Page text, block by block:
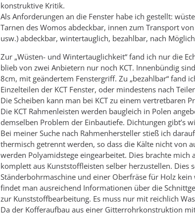
konstruktive Kritik.
Als Anforderungen an die Fenster habe ich gestellt:
Tarnen des Womos abdeckbar, innen zum Transport
usw.) abdeckbar, wintertauglich, bezahlbar, nach
Zur „Wüsten- und Wintertauglichkeit“ fand ich nur die
blieb von zwei Anbietern nur noch KCT. Innenbündig
8cm, mit geändertem Fenstergriff. Zu „bezahlbar“ fand
Einzelteilen der KCT Fenster, oder mindestens nach
Die Scheiben kann man bei KCT zu einem vertretbaren
Die KCT Rahmenleisten werden baugleich in Polen
demselben Problem der Einbautiefe. Dichtungen gibt’s
Bei meiner Suche nach Rahmenhersteller stieß ich
thermisch getrennt werden, so dass die Kälte nicht von
werden Polyamidstege eingearbeitet. Dies brachte mich
komplett aus Kunststoffleisten selber herzustellen. Dies
Ständerbohrmaschine und einer Oberfräse für Holz
findet man ausreichend Informationen über die
zur Kunststoffbearbeitung. Es muss nur mit reichlich
Da der Kofferaufbau aus einer Gitterrohrkonstruktion